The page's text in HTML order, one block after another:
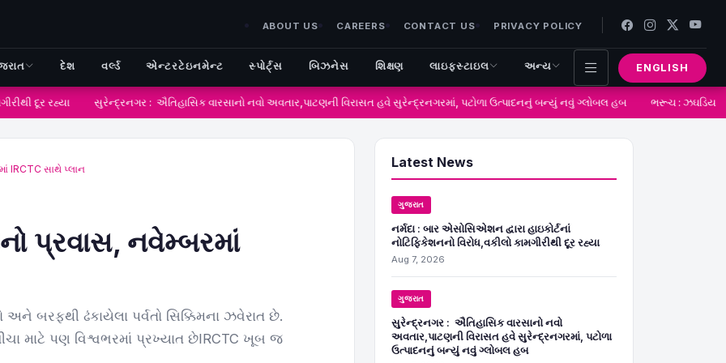
ABOUT US CAREERS CONTACT US PRIVACY POLICY
દેશ વર્લ્ડ એન્ટરટેઇનમેન્ટ સ્પોર્ટ્સ બિઝનેસ શિક્ષણ લાઇફસ્ટાઇલ અન્ય ENGLISH
દૂર રહ્યા સુરેન્દ્રનગર : ઐતિહાસિક વારસાનો નવો અવતાર,પાટણની વિરાસત હવે સુરેન્દ્રનગરમાં, પટોળા ઉત્પાદનનું બન્યું નવું ગ્લોબલ હબ ભરૂચ : ઝઘડિયા
IRCTC સાથે પ્લાન
પ્રવાસ, નવેમ્બરમાં
બરફથી ઢંકાયેલા પર્વતો સિક્કિમના ઝવેરાત છે.
માટે પણ વિશ્વભરમાં પ્રખ્યાત છેIRCTC ખૂબ જ
Latest News
ગુજરાત
નર્મદા : બાર એસોસિએશન દ્વારા હાઇકોર્ટનાં
નોટિફિકેશનનો વિરોધ,વકીલો કામગીરીથી દૂર રહ્યા
Aug 7, 2026
ગુજરાત
સુરેન્દ્રનગર : ઐતિહાસિક વારસાનો નવો
અવતાર,પાટણની વિરાસત હવે સુરેન્દ્રનગરમાં, પટોળા
ઉત્પાદનનું બન્યું નવું ગ્લોબલ હબ